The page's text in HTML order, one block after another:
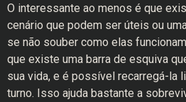
O interessante ao menos é que
cenário que podem ser úteis ou
se não souber como elas
que existe uma barra de esquiva
sua vida, e é possível recarregá-la
turno. Isso ajuda bastante a